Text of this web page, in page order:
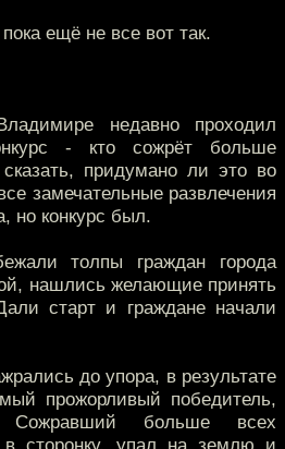
ещё не все вот так.
недавно проходил
- кто сожрёт больше
придумано ли это во
замечательные развлечения
но конкурс был.
толпы граждан города
нашлись желающие принять
старт и граждане начали
до упора, в результате
прожорливый победитель,
больше всех